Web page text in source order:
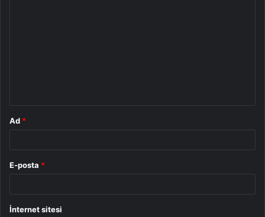
Ad *
E-posta *
İnternet sitesi